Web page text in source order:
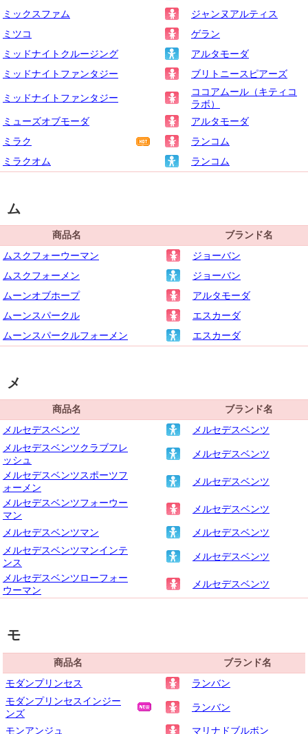
ミックスファム
ジャンヌアルティス
ミツコ
ゲラン
ミッドナイトクルージング
アルタモーダ
ミッドナイトファンタジー
ブリトニースピアーズ
ミッドナイトファンタジー
ココアムール（キティコ
ラボ）
ミューズオブモーダ
アルタモーダ
ミラク
ランコム
ミラクオム
ランコム
ム
商品名 ブランド名
ムスクフォーウーマン
ジョーバン
ムスクフォーメン
ジョーバン
ムーンオブホープ
アルタモーダ
ムーンスパークル
エスカーダ
ムーンスパークルフォーメン
エスカーダ
メ
商品名 ブランド名
メルセデスベンツ
メルセデスベンツ
メルセデスベンツクラブフレ
ッシュ
メルセデスベンツ
メルセデスベンツスポーツフ
ォーメン
メルセデスベンツ
メルセデスベンツフォーウー
マン
メルセデスベンツ
メルセデスベンツマン
メルセデスベンツ
メルセデスベンツマンインテ
ンス
メルセデスベンツ
メルセデスベンツローフォー
ウーマン
メルセデスベンツ
モ
商品名 ブランド名
モダンプリンセス
ランバン
モダンプリンセスインジー
ンズ
ランバン
モンアンジュ マリナドブルボン